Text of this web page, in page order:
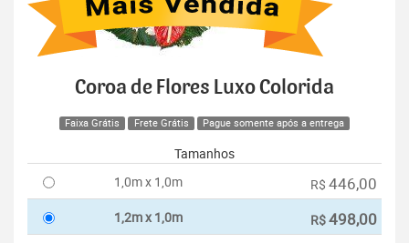
Coroa de Flores Luxo Colorida
Faixa Grátis Frete Grátis Pague somente após a entrega
Tamanhos
1,0m x 1,0m
R$ 446,00
1,2m x 1,0m R$498,00